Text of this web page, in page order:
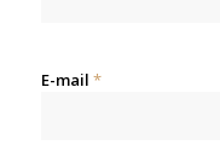
E-mail *